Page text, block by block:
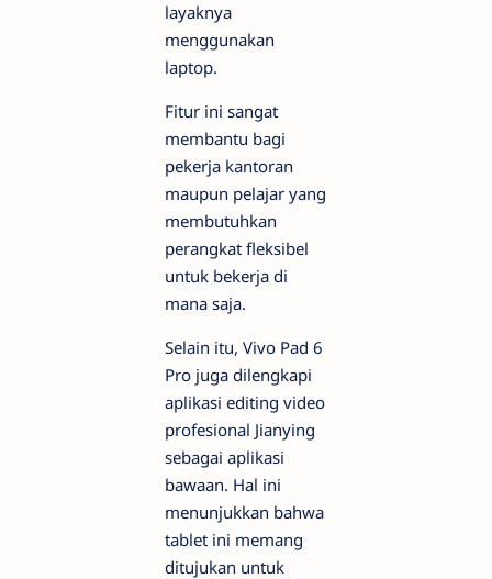
layaknya
menggunakan
laptop.
Fitur ini sangat
membantu bagi
pekerja kantoran
maupun pelajar yang
membutuhkan
perangkat fleksibel
untuk bekerja di
mana saja.
Selain itu, Vivo Pad 6
Pro juga dilengkapi
aplikasi editing video
profesional Jianying
sebagai aplikasi
bawaan. Hal ini
menunjukkan bahwa
tablet ini memang
ditujukan untuk